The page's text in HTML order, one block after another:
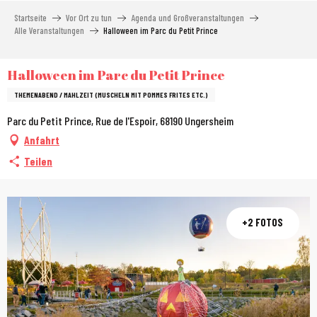
Startseite Vor Ort zu tun
Agenda und Großveranstaltungen
Alle Veranstaltungen
Halloween im Parc du Petit Prince
Halloween im Parc du Petit Prince
THEMENABEND / MAHLZEIT (MUSCHELN MIT POMMES FRITES ETC.)
Parc du Petit Prince, Rue de l'Espoir, 68190 Ungersheim
Anfahrt
Teilen
+2 FOTOS